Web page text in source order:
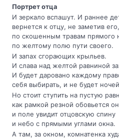
Портрет отца
И зеркало вспашут. И раннее
вернется к отцу, не заметив его,
по скошенным травам прямого
по желтому полю пути своего.
И запах сгорающих крыльев.
И слава над желтой равниной
И будет даровано каждому
себя выбирать, и не будет
Но стоит ступить на пустую
как рамкой резной обовьется
и поле увидит отцовскую спину
и небо с прямыми углами окна.
А там, за окном, комнатенка